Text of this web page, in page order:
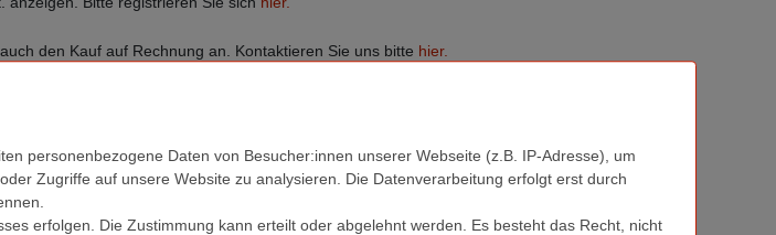
den Kauf auf Rechnung an. Kontaktieren Sie uns bitte hier.
personenbezogene Daten von Besucher:innen unserer Webseite (z.B. IP-Adresse), um
Zugriffe auf unsere Website zu analysieren. Die Datenverarbeitung erfolgt erst durch
erfolgen. Die Zustimmung kann erteilt oder abgelehnt werden. Es besteht das Recht, nicht